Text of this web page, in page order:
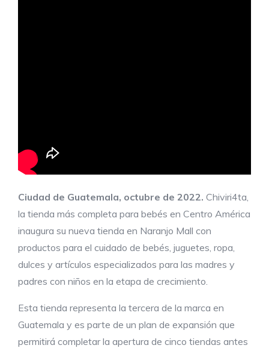
Ciudad de Guatemala, octubre de 2022. Chiviri4ta,
la tienda más completa para bebés en Centro América
inaugura su nueva tienda en Naranjo Mall con
productos para el cuidado de bebés, juguetes, ropa,
dulces y artículos especializados para las madres y
padres con niños en la etapa de crecimiento.
Esta tienda representa la tercera de la marca en
Guatemala y es parte de un plan de expansión que
permitirá completar la apertura de cinco tiendas antes